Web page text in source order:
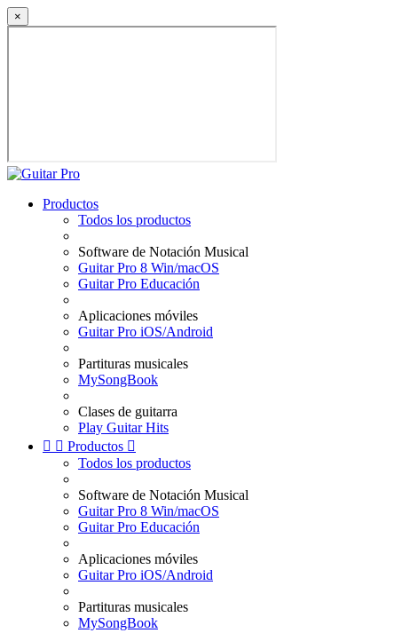
×
Productos
Todos los productos
Software de Notación Musical
Guitar Pro 8 Win/macOS
Guitar Pro Educación
Aplicaciones móviles
Guitar Pro iOS/Android
Partituras musicales
MySongBook
Clases de guitarra
Play Guitar Hits
  Productos 
Todos los productos
Software de Notación Musical
Guitar Pro 8 Win/macOS
Guitar Pro Educación
Aplicaciones móviles
Guitar Pro iOS/Android
Partituras musicales
MySongBook